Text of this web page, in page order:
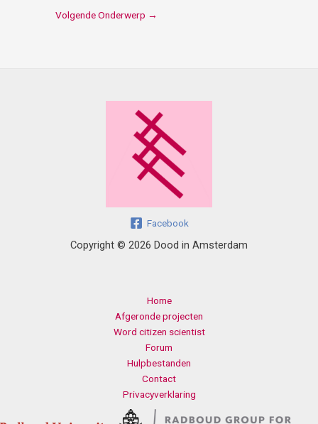
Volgende Onderwerp →
Facebook
Copyright © 2026 Dood in Amsterdam
Home
Afgeronde projecten
Word citizen scientist
Forum
Hulpbestanden
Contact
Privacyverklaring